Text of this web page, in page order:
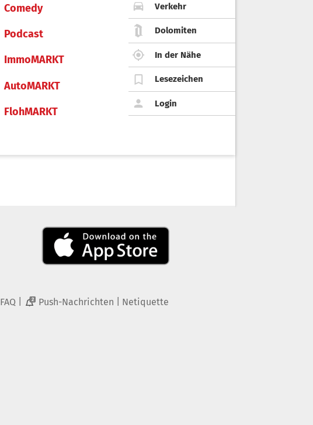
Comedy
Podcast
ImmoMARKT
AutoMARKT
FlohMARKT
Verkehr
Dolomiten
In der Nähe
Lesezeichen
Login
FAQ 2 Push-Nachrichten Netiquette